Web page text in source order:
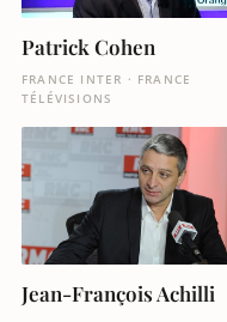
Patrick Cohen
FRANCE INTER · FRANCE
TÉLÉVISIONS
Jean-François Achilli